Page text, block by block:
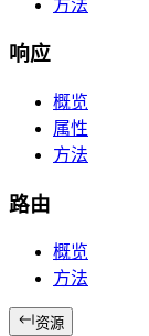
方法
响应
概览
属性
方法
路由
概览
方法
资源